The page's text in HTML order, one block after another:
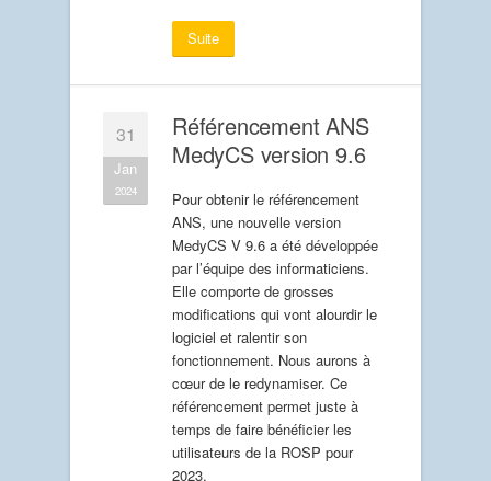
Suite
31
Jan
2024
Référencement ANS
MedyCS version 9.6
Pour obtenir le référencement
ANS, une nouvelle version
MedyCS V 9.6 a été développée
par l’équipe des informaticiens.
Elle comporte de grosses
modifications qui vont alourdir le
logiciel et ralentir son
fonctionnement. Nous aurons à
cœur de le redynamiser. Ce
référencement permet juste à
temps de faire bénéficier les
utilisateurs de la ROSP pour
2023.